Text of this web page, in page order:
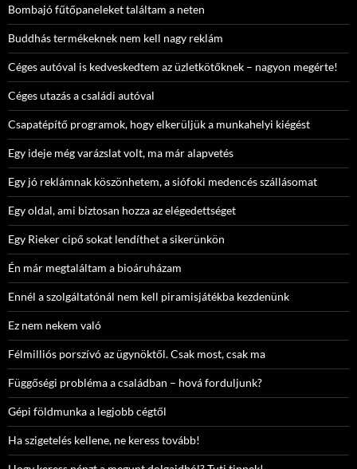
Bombajó fűtőpaneleket találtam a neten
Buddhás termékeknek nem kell nagy reklám
Céges autóval is kedveskedtem az üzletkötőknek – nagyon megérte!
Céges utazás a családi autóval
Csapatépítő programok, hogy elkerüljük a munkahelyi kiégést
Egy ideje még varázslat volt, ma már alapvetés
Egy jó reklámnak köszönhetem, a siófoki medencés szállásomat
Egy oldal, ami biztosan hozza az elégedettséget
Egy Rieker cipő sokat lendíthet a sikerünkön
Én már megtaláltam a bioáruházam
Ennél a szolgáltatónál nem kell piramisjátékba kezdenünk
Ez nem nekem való
Félmilliós porszívó az ügynöktől. Csak most, csak ma
Függőségi probléma a családban – hová forduljunk?
Gépi földmunka a legjobb cégtől
Ha szigetelés kellene, ne keress tovább!